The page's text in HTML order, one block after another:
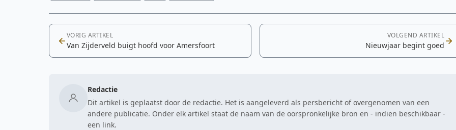
VORIG ARTIKEL
Van Zijderveld buigt hoofd voor Amersfoort
VOLGEND ARTIKEL
Nieuwjaar begint goed
Redactie
Dit artikel is geplaatst door de redactie. Het is aangeleverd als persbericht of overgenomen van een
andere publicatie. Onder elk artikel staat de naam van de oorspronkelijke bron en - indien beschikbaar -
een link.